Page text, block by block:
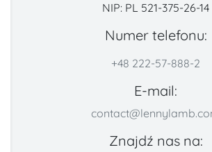
NIP: PL 521-375-26-14
Numer telefonu:
+48 222-57-888-2
E-mail:
Znajdź nas na: